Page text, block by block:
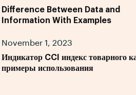
Difference Between Data and
Information With Examples
November 1, 2023
Индикатор CCI индекс товарного
примеры использования